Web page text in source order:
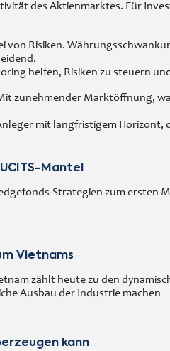
des Aktienmarktes. Für
Risiken.
helfen, Risiken zu steuern
zunehmender Marktöffnung,
mit langfristigem
Mantel
Strategien zum
Vietnams
zählt heute zu den
Ausbau der Industrie machen
kann